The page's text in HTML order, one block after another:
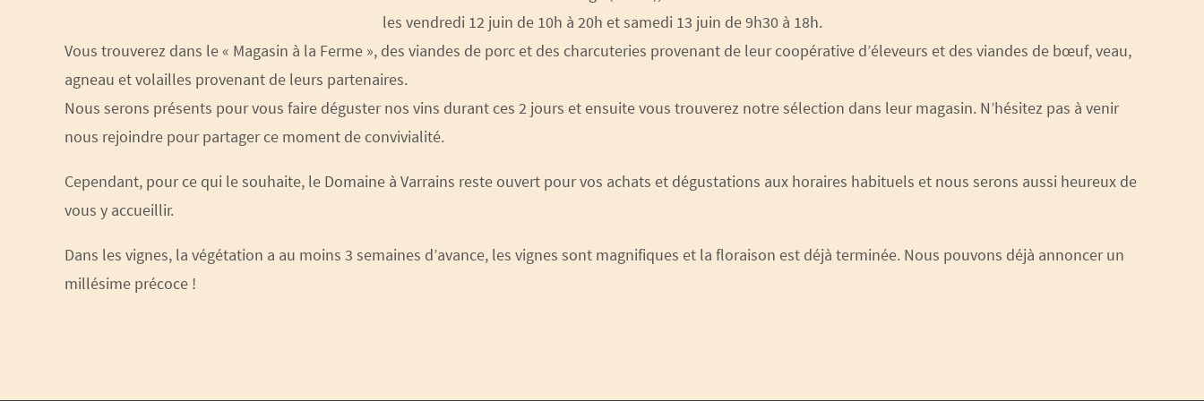
les vendredi 12 juin de 10h à 20h et samedi 13 juin de 9h30 à 18h.
Vous trouverez dans le « Magasin à la Ferme », des viandes de porc et des charcuteries provenant de leur coopérative d’éleveurs et des viandes de bœuf, veau,
agneau et volailles provenant de leurs partenaires.
Nous serons présents pour vous faire déguster nos vins durant ces 2 jours et ensuite vous trouverez notre sélection dans leur magasin. N’hésitez pas à venir
nous rejoindre pour partager ce moment de convivialité.
Cependant, pour ce qui le souhaite, le Domaine à Varrains reste ouvert pour vos achats et dégustations aux horaires habituels et nous serons aussi heureux de
vous y accueillir.
Dans les vignes, la végétation a au moins 3 semaines d’avance, les vignes sont magnifiques et la floraison est déjà terminée. Nous pouvons déjà annoncer un
millésime précoce !